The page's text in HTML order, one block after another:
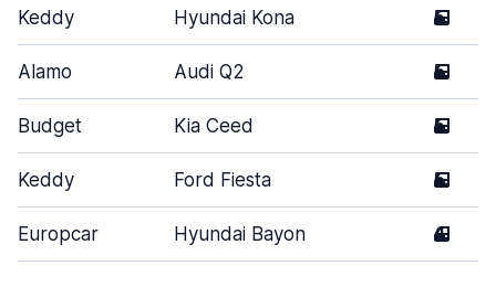
Keddy Hyundai Kona 5
Alamo Audi Q2 5
Budget Kia Ceed 5
Keddy Ford Fiesta 5
Europcar Hyundai Bayon 4